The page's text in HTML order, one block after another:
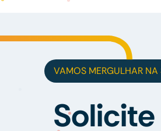
VAMOS MERGULHAR NA